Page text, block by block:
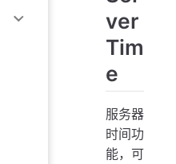
ver
Tim
e
服务器
时间功
能，可